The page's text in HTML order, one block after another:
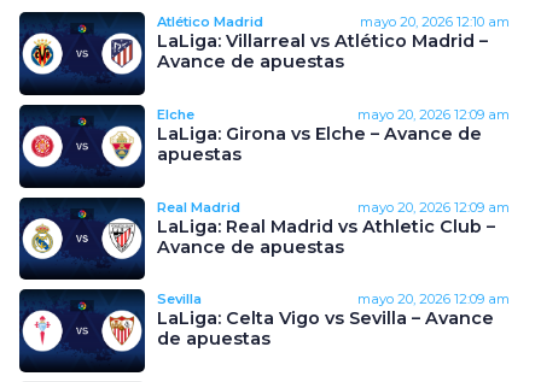
Atlético Madrid mayo 20, 2026 12:10 am
LaLiga: Villarreal vs Atlético Madrid –
Avance de apuestas
Elche mayo 20, 2026 12:09 am
LaLiga: Girona vs Elche – Avance de
apuestas
Real Madrid mayo 20, 2026 12:09 am
LaLiga: Real Madrid vs Athletic Club –
Avance de apuestas
Sevilla mayo 20, 2026 12:09 am
LaLiga: Celta Vigo vs Sevilla – Avance
de apuestas